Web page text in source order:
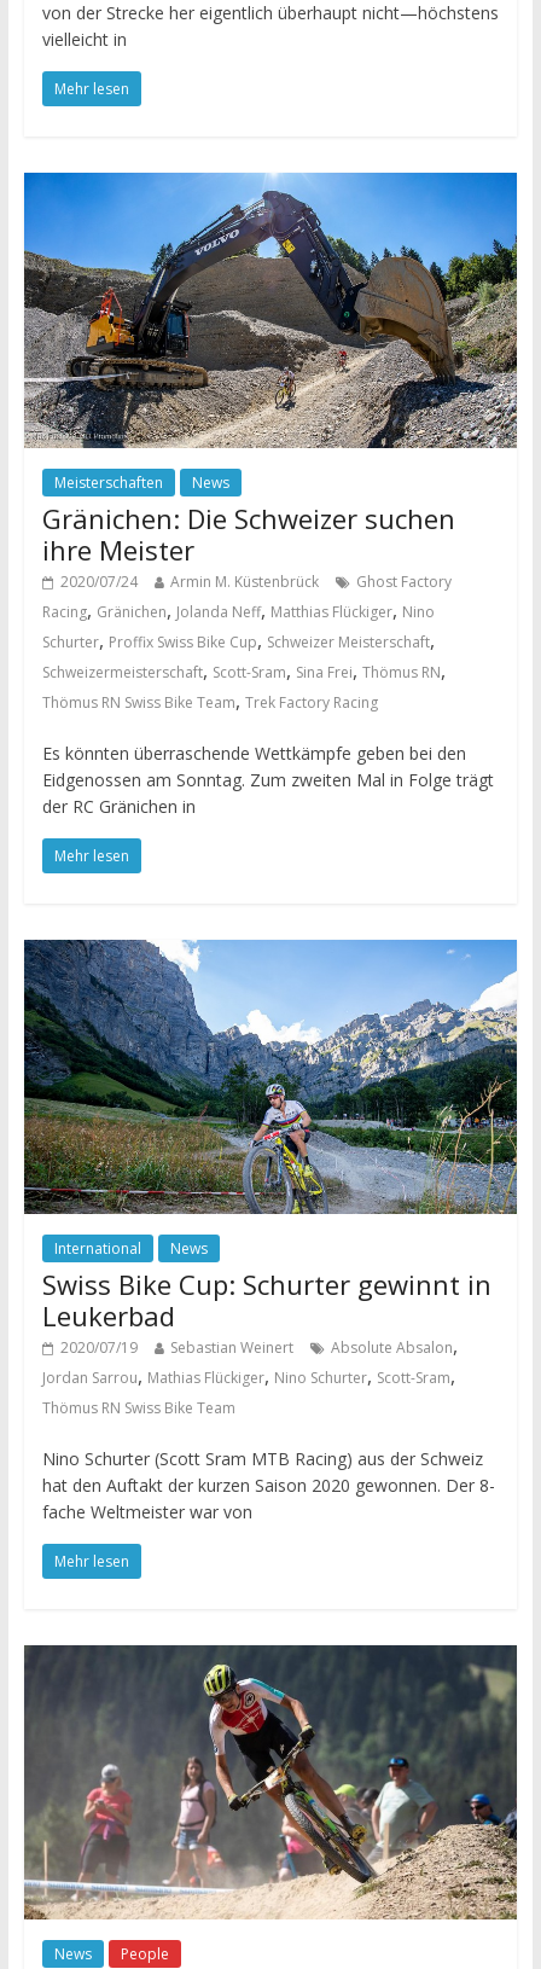
von der Strecke her eigentlich überhaupt nicht—höchstens
vielleicht in
Mehr lesen
Meisterschaften News
Gränichen: Die Schweizer suchen
ihre Meister
2020/07/24 Armin M. Küstenbrück
Ghost Factory
Racing, Gränichen, Jolanda Neff, Matthias Flückiger, Nino
Schurter, Proffix Swiss Bike Cup, Schweizer Meisterschaft,
Schweizermeisterschaft, Scott-Sram, Sina Frei, Thömus RN,
Thömus RN Swiss Bike Team, Trek Factory Racing
Es könnten überraschende Wettkämpfe geben bei den
Eidgenossen am Sonntag. Zum zweiten Mal in Folge trägt
der RC Gränichen in
Mehr lesen
International News
Swiss Bike Cup: Schurter gewinnt in
Leukerbad
2020/07/19 Sebastian Weinert Absolute Absalon,
Jordan Sarrou, Mathias Flückiger, Nino Schurter, Scott-Sram,
Thömus RN Swiss Bike Team
Nino Schurter (Scott Sram MTB Racing) aus der Schweiz
hat den Auftakt der kurzen Saison 2020 gewonnen. Der 8-
fache Weltmeister war von
Mehr lesen
News People